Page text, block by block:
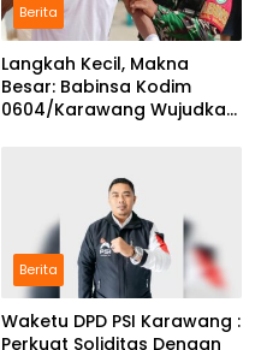
Berita
Langkah Kecil, Makna
Besar: Babinsa Kodim
0604/Karawang Wujudkan
Berita
Waketu DPD PSI Karawang :
Perkuat Soliditas Dengan